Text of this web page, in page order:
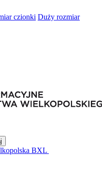
czionki Duży rozmiar
BXL